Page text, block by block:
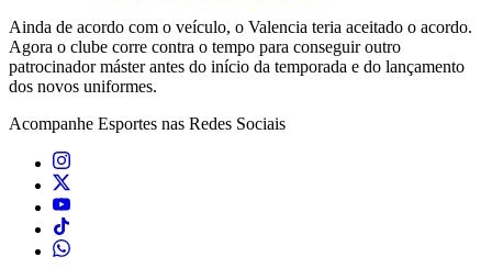
Ainda de acordo com o veículo, o Valencia teria aceitado o acordo.
Agora o clube corre contra o tempo para conseguir outro
patrocinador máster antes do início da temporada e do lançamento
dos novos uniformes.
Acompanhe Esportes nas Redes Sociais